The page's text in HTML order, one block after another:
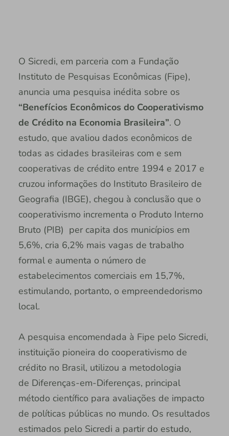
O Sicredi, em parceria com a Fundação
Instituto de Pesquisas Econômicas (Fipe),
anuncia uma pesquisa inédita sobre os
“Benefícios Econômicos do Cooperativismo
de Crédito na Economia Brasileira”. O
estudo, que avaliou dados econômicos de
todas as cidades brasileiras com e sem
cooperativas de crédito entre 1994 e 2017 e
cruzou informações do Instituto Brasileiro de
Geografia (IBGE), chegou à conclusão que o
cooperativismo incrementa o Produto Interno
Bruto (PIB) per capita dos municípios em
5,6%, cria 6,2% mais vagas de trabalho
formal e aumenta o número de
estabelecimentos comerciais em 15,7%,
estimulando, portanto, o empreendedorismo
local.
A pesquisa encomendada à Fipe pelo Sicredi,
instituição pioneira do cooperativismo de
crédito no Brasil, utilizou a metodologia
de Diferenças-em-Diferenças, principal
método científico para avaliações de impacto
de políticas públicas no mundo. Os resultados
estimados pelo Sicredi a partir do estudo,